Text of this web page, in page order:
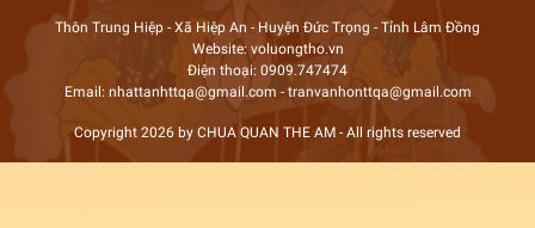
Thôn Trung Hiệp - Xã Hiệp An - Huyện Đức Trọng - Tỉnh Lâm Đồng
Website: voluongtho.vn
Điện thoại: 0909.747474
Email: nhattanhttqa@gmail.com - tranvanhonttqa@gmail.com
Copyright 2026 by CHUA QUAN THE AM - All rights reserved